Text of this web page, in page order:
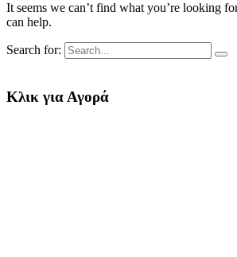
It seems we can’t find what you’re looking
can help.
Search for:
Κλικ για Αγορά